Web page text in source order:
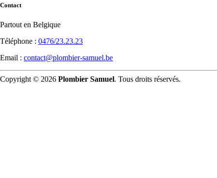
Contact
Partout en Belgique
Téléphone : 0476/23.23.23
Email : contact@plombier-samuel.be
Copyright © 2026 Plombier Samuel. Tous droits réservés.